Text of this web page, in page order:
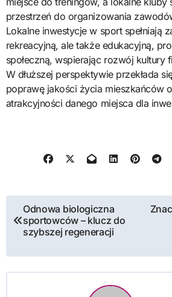
przestrzeń do organizowania
Lokalne inwestycje w sport spełniają
rekreacyjną, ale także edukacyjną,
społeczną, wspierając rozwój kultury
W dłuższej perspektywie przekłada
poprawę jakości życia mieszkańców
atrakcyjności danego miejsca dla
Nawigacja
wpisu
Odnowa biologiczna
sportowców – klucz do
szybszej regeneracji